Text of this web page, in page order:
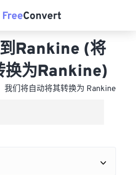
Rankine (将
为Rankine)
我们将自动将其转换为 Rankine